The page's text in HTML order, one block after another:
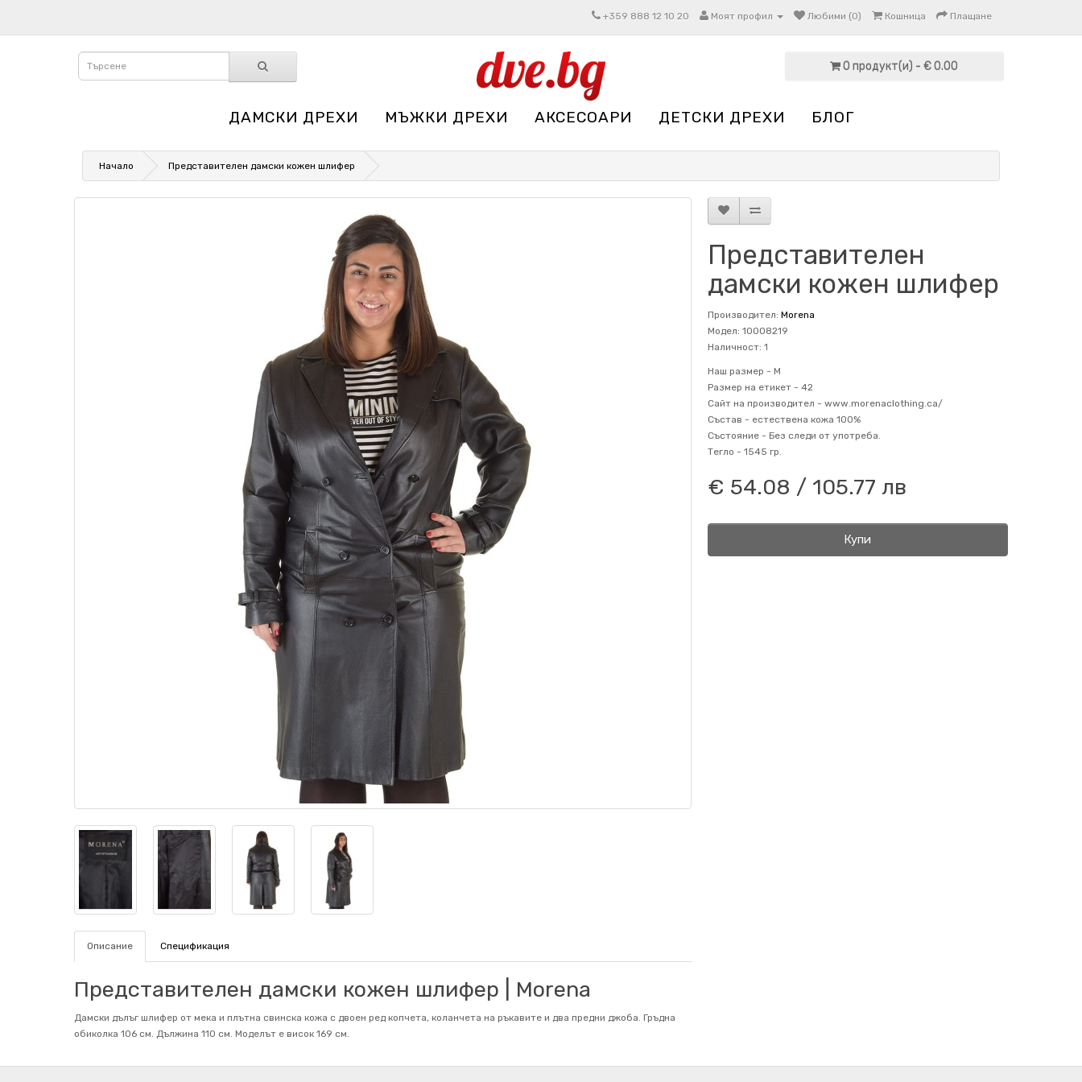
+359 888 12 10 20 Моят профил Любими (0) Кошница Плащане
0 продукт(и) - € 0.00
ДАМСКИ ДРЕХИ МЪЖКИ ДРЕХИ АКСЕСОАРИ ДЕТСКИ ДРЕХИ БЛОГ
Начало Представителен дамски кожен шлифер
Описание Спецификация
Представителен дамски кожен шлифер | Morena
Дамски дълъг шлифер от мека и плътна свинска кожа с двоен ред копчета, коланчета на ръкавите и два предни джоба. Гръдна
обиколка 106 см. Дължина 110 см. Mоделът е висок 169 см.
Представителен
дамски кожен шлифер
Производител: Morena
Модел: 10008219
Наличност: 1
Наш размер - M
Размер на етикет - 42
Сайт на производител - www.morenaclothing.ca/
Състав - естествена кожа 100%
Състояние - Без следи от употреба.
Тегло - 1545 гр.
€ 54.08 / 105.77 лв
Купи